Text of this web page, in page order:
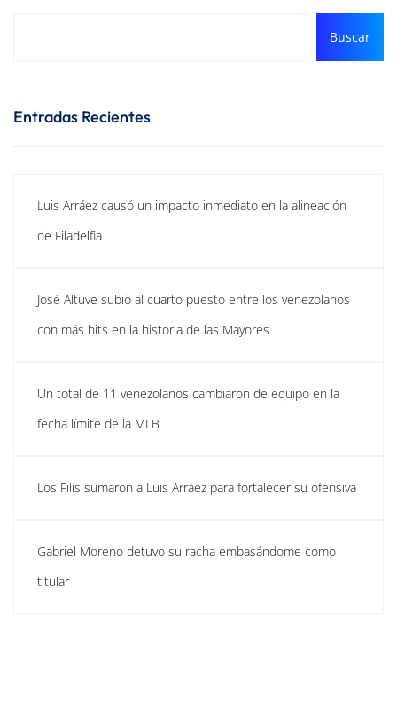
Buscar
Entradas Recientes
Luis Arráez causó un impacto inmediato en la alineación
de Filadelfia
José Altuve subió al cuarto puesto entre los venezolanos
con más hits en la historia de las Mayores
Un total de 11 venezolanos cambiaron de equipo en la
fecha límite de la MLB
Los Filis sumaron a Luis Arráez para fortalecer su ofensiva
Gabriel Moreno detuvo su racha embasándome como
titular